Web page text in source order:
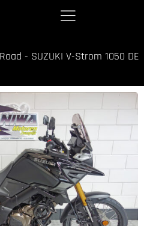
- SUZUKI V-Strom 1050 DE